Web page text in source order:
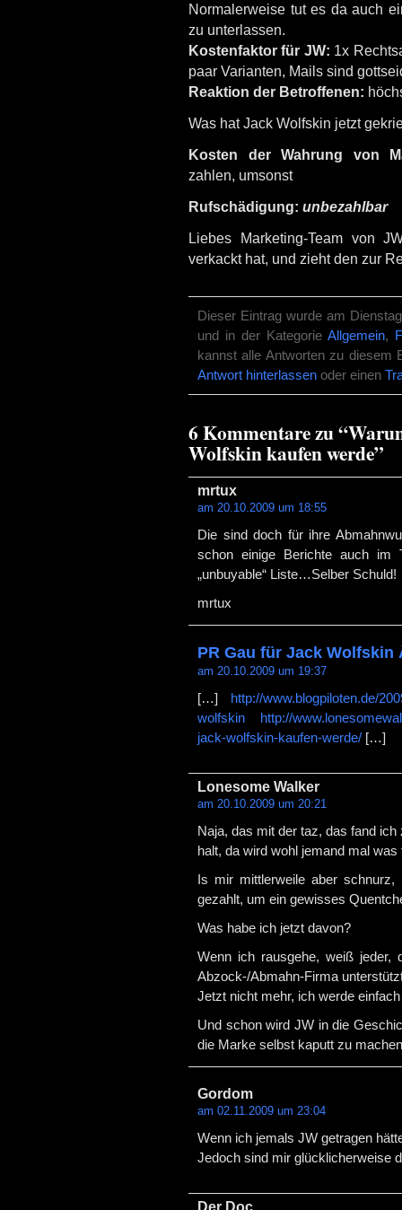
Normalerweise tut es da auch
zu unterlassen.
Kostenfaktor für JW: 1x
paar Varianten, Mails sind
Reaktion der Betroffenen:
Was hat Jack Wolfskin jetzt
Kosten der Wahrung von
zahlen, umsonst
Rufschädigung: unbezahlbar
Liebes Marketing-Team von
verkackt hat, und zieht den zur
Dieser Eintrag wurde am
und in der Kategorie Allgemein,
kannst alle Antworten zu diesem
Antwort hinterlassen oder einen
6 Kommentare zu
Wolfskin kaufen werde”
mrtux
am 20.10.2009 um 18:55
Die sind doch für ihre
schon einige Berichte auch
„unbuyable“ Liste…Selber Schuld!
mrtux
PR Gau für Jack Wolfskin
am 20.10.2009 um 19:37
[…]
http://www.blogpiloten.de/
wolfskin
http://
jack-wolfskin-kaufen-werde/ […]
Lonesome Walker
am 20.10.2009 um 20:21
Naja, das mit der taz, das fand
halt, da wird wohl jemand mal
Is mir mittlerweile aber
gezahlt, um ein gewisses
Was habe ich jetzt davon?
Wenn ich rausgehe, weiß jeder,
Abzock-/Abmahn-Firma
Jetzt nicht mehr, ich werde
Und schon wird JW in die
die Marke selbst kaputt zu
Gordom
am 02.11.2009 um 23:04
Wenn ich jemals JW getragen
Jedoch sind mir glücklicherweise
Der Doc